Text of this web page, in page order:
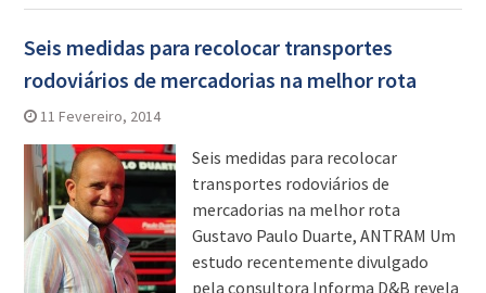
Seis medidas para recolocar transportes
rodoviários de mercadorias na melhor rota
11 Fevereiro, 2014
Seis medidas para recolocar
transportes rodoviários de
mercadorias na melhor rota
Gustavo Paulo Duarte, ANTRAM Um
estudo recentemente divulgado
pela consultora Informa D&B revela